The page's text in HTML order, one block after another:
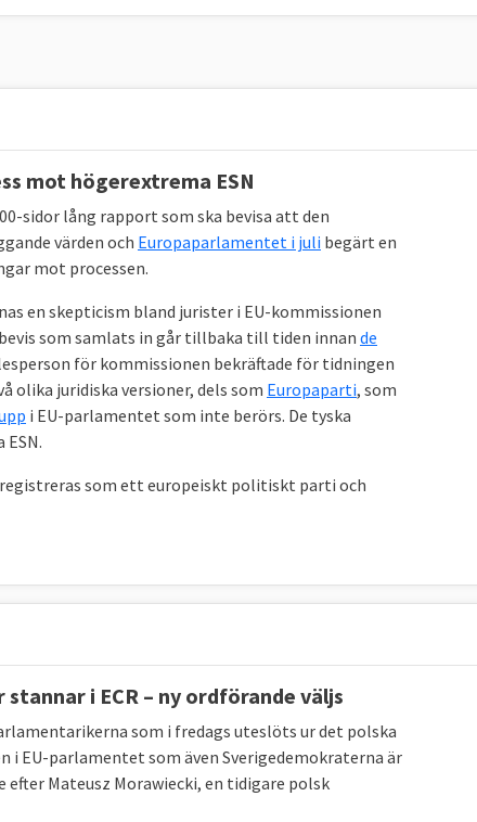
både mer politiskt inflytande och ekonomiskt stöd
som ska få den inflytelserika posten som EU-
mot högerextrema ESN
sidor lång rapport som ska bevisa att den
värden och Europaparlamentet i juli begärt en
mot processen.
en skepticism bland jurister i EU-kommissionen
som samlats in går tillbaka till tiden innan de
för kommissionen bekräftade för tidningen
olika juridiska versioner, dels som Europaparti, som
i EU-parlamentet som inte berörs. De tyska
som ett europeiskt politiskt parti och
i ECR – ny ordförande väljs
som i fredags uteslöts ur det polska
i EU-parlamentet som även Sverigedemokraterna är
Mateusz Morawiecki, en tidigare polsk